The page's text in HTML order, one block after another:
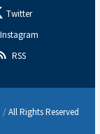
Twitter
Instagram
RSS
/All Rights Reserved